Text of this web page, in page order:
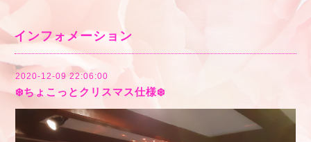
インフォメーション
2020-12-09 22:06:00
❄️ちょこっとクリスマス仕様❄️